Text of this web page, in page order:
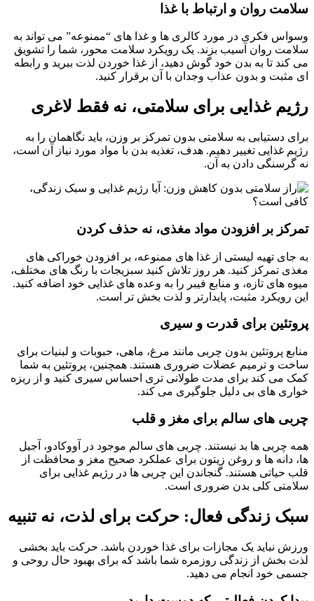
سلامت روان و ارتباط با غذا
وسواس فکری در مورد کالری ها و غذا های “ممنوعه” می تواند به
سلامت روان آسیب بزند. یک رویکرد سلامت محور، شما را تشویق
می کند تا به بدن خود گوش دهید، از غذا خوردن لذت ببرید و رابطه
ای مثبت و بدون عذاب وجدان با آن برقرار کنید.
رژیم غذایی برای سلامتی، نه فقط لاغری
برای دستیابی به سلامتی بدون تمرکز بر وزن، باید نگاهمان را به
رژیم غذایی تغییر دهیم. هدف، تغذیه بدن با مواد مورد نیاز آن است،
نه گرسنگی دادن به آن.
تمرکز بر افزودن مواد مغذی، نه حذف کردن
به جای تهیه لیستی از غذا های ممنوعه، بر افزودن خوراکی های
مغذی تمرکز کنید. هر روز تلاش کنید سبزیجات با رنگ های مختلف،
میوه های تازه، و منابع فیبر را به وعده های غذایی خود اضافه کنید.
این رویکرد مثبت، پایدارتر و لذت بخش تر است.
پروتئین برای قدرت و سیری
منابع پروتئین بدون چربی مانند مرغ، ماهی، حبوبات و لبنیات برای
ساخت و ترمیم عضلات ضروری هستند. همچنین، پروتئین به شما
کمک می کند برای مدت طولانی تری احساس سیری کنید و از ریزه
خواری های بی دلیل جلوگیری می کند.
چربی های سالم برای مغز و قلب
همه چربی ها بد نیستند. چربی های سالم موجود در آووکادو، آجیل
ها، دانه ها و روغن زیتون برای عملکرد صحیح مغز و محافظت از
قلب حیاتی هستند. گنجاندن این چربی ها در رژیم غذایی برای
سلامتی کلی بدن ضروری است.
سبک زندگی فعال: حرکت برای لذت، نه تنبیه
ورزش نباید یک مجازات برای غذا خوردن باشد. حرکت باید بخشی
لذت بخش از زندگی روزمره شما باشد که برای بهبود حال روحی و
جسمی خود انجام می دهید.